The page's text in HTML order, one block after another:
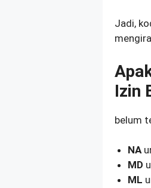
Jadi,
Izin
belum
NA
MD
ML